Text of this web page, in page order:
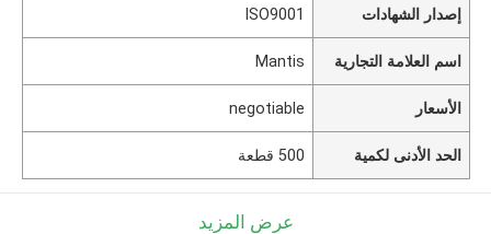
إصدار الشهادات ISO9001
اسم العلامة التجارية Mantis
الأسعار negotiable
الحد الأدنى لكمية 500 قطعة
عرض المزيد